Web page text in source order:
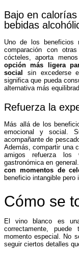
Bajo en
bebidas
Uno de los beneficios
comparación con
cócteles, aporta
opción más ligera
social sin excederse
significa que pueda
alternativa más
Refuerza la
Más allá de los
emocional y social.
acompañante de
Además, compartir una
amigos refuerza los
gastronómica en
con momentos de
beneficio intangible pero
Cómo se
El vino blanco es
correctamente,
momento especial. No
seguir ciertos detalles